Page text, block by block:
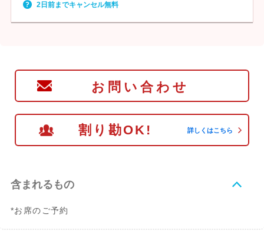
2日前までキャンセル無料
お問い合わせ
割り勘OK! 詳しくはこちら
含まれるもの
*お席のご予約